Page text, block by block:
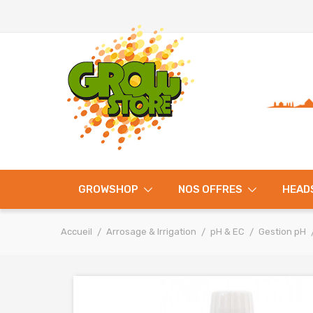
GROWSHOP NOS OFFRES
Accueil Arrosage & Irrigation pH & EC Gestion pH